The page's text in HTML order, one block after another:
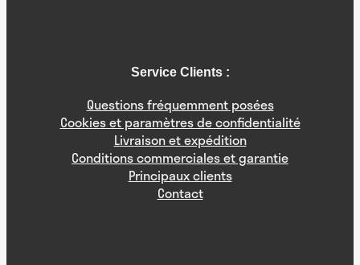
Service Clients :
Questions fréquemment posées
Cookies et paramètres de confidentialité
Livraison et expédition
Conditions commerciales et garantie
Principaux clients
Contact